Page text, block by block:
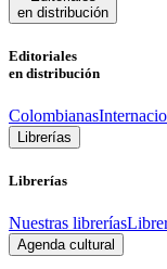
en distribución
Editoriales
en distribución
Colombianas
Librerías
Librerías
Nuestras librerías
Agenda cultural